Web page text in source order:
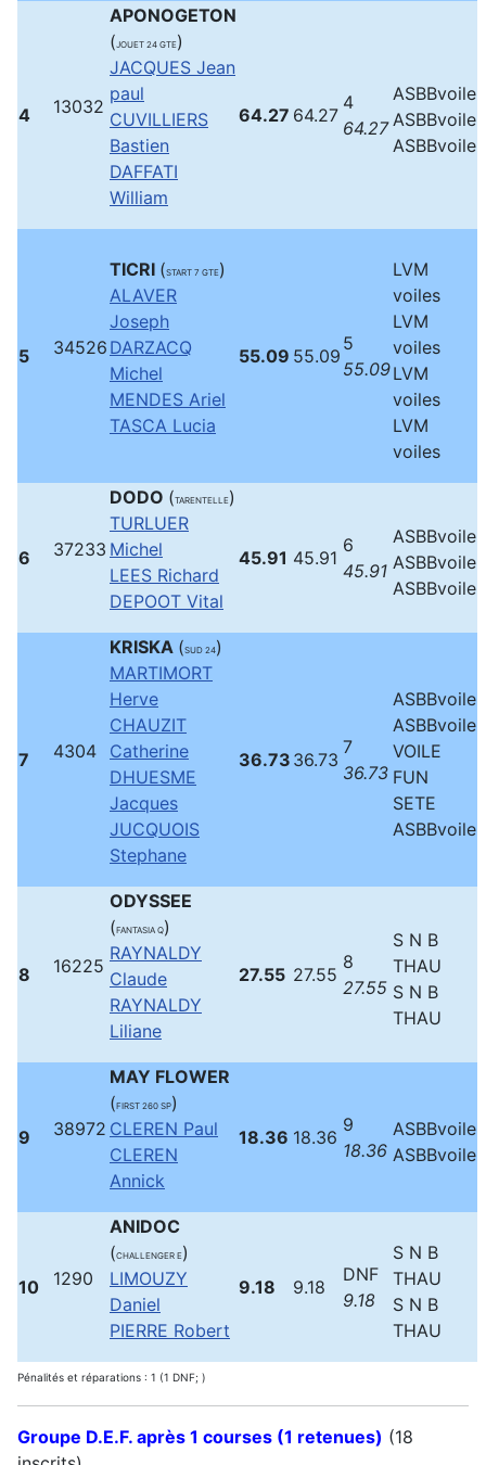
4 13032
APONOGETON
(JOUET 24 GTE)
JACQUES Jean
paul
CUVILLIERS
Bastien
DAFFATI
William
64.27 64.27
4
64.27
ASBBvoile
ASBBvoile
ASBBvoile
5 34526
TICRI (START 7 GTE)
ALAVER
Joseph
DARZACQ
Michel
MENDES Ariel
TASCA Lucia
55.09 55.09
5
55.09
LVM
voiles
LVM
voiles
LVM
voiles
LVM
voiles
6 37233
DODO (TARENTELLE)
TURLUER
Michel
LEES Richard
DEPOOT Vital
45.91 45.91
6
45.91
ASBBvoile
ASBBvoile
ASBBvoile
7 4304
KRISKA (SUD 24)
MARTIMORT
Herve
CHAUZIT
Catherine
DHUESME
Jacques
JUCQUOIS
Stephane
36.73 36.73
7
36.73
ASBBvoile
ASBBvoile
VOILE
FUN
SETE
ASBBvoile
8 16225
ODYSSEE
(FANTASIA Q)
RAYNALDY
Claude
RAYNALDY
Liliane
27.55 27.55
8
27.55
S N B
THAU
S N B
THAU
9 38972
MAY FLOWER
(FIRST 260 SP)
CLEREN Paul
CLEREN
Annick
18.36 18.36
9
18.36
ASBBvoile
ASBBvoile
10 1290
ANIDOC
(CHALLENGER E)
LIMOUZY
Daniel
PIERRE Robert
9.18 9.18
DNF
9.18
S N B
THAU
S N B
THAU
Pénalités et réparations : 1 (1 DNF; )
Groupe D.E.F. après 1 courses (1 retenues) (18